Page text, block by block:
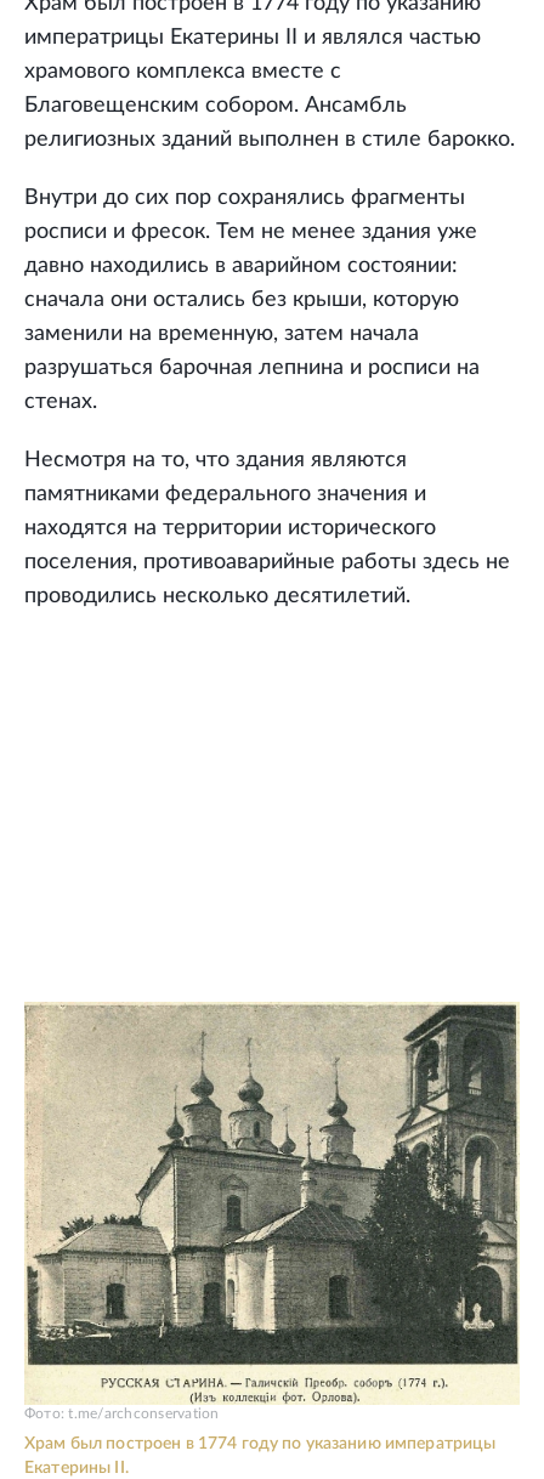
императрицы Екатерины II и являлся частью
храмового комплекса вместе с
Благовещенским собором. Ансамбль
религиозных зданий выполнен в стиле барокко.
Внутри до сих пор сохранялись фрагменты
росписи и фресок. Тем не менее здания уже
давно находились в аварийном состоянии:
сначала они остались без крыши, которую
заменили на временную, затем начала
разрушаться барочная лепнина и росписи на
стенах.
Несмотря на то, что здания являются
памятниками федерального значения и
находятся на территории исторического
поселения, противоаварийные работы здесь не
проводились несколько десятилетий.
Храм был построен в 1774 году по указанию императрицы
Екатерины II.
Фото: t.me/archconservation